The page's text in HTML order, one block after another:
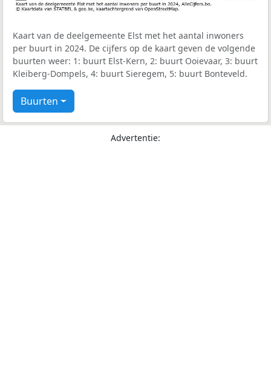
Kaart van de deelgemeente Elst met het aantal inwoners
per buurt in 2024. De cijfers op de kaart geven de volgende
buurten weer: 1: buurt Elst-Kern, 2: buurt Ooievaar, 3: buurt
Kleiberg-Dompels, 4: buurt Sieregem, 5: buurt Bonteveld.
Buurten
Advertentie: